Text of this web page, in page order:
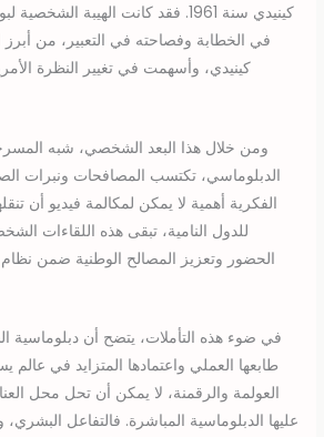
كينيدي سنة 1961. فقد كانت الهيبة
في الخطابة وفصاحته في التعبير، من أبرز
كينيدي، وأسهمت في تغيير النظرة
ومن خلال هذا البعد الشخصي، شبه
الدبلوماسي، تكتسب المصافحات ونبرات
الفكرية أهمية لا يمكن لمكالمة فيديو أن
للدول النامية، تبقى هذه اللقاءات
الحضور وتعزيز المصالح الوطنية ضمن
في ضوء هذه التأملات، يتضح أن دبلوماسية
طابعها العملي واعتمادها المتزايد في
العولمة والرقمنة، لا يمكن أن تحل محل
عليها الدبلوماسية المباشرة. فالتفاعل البشري،